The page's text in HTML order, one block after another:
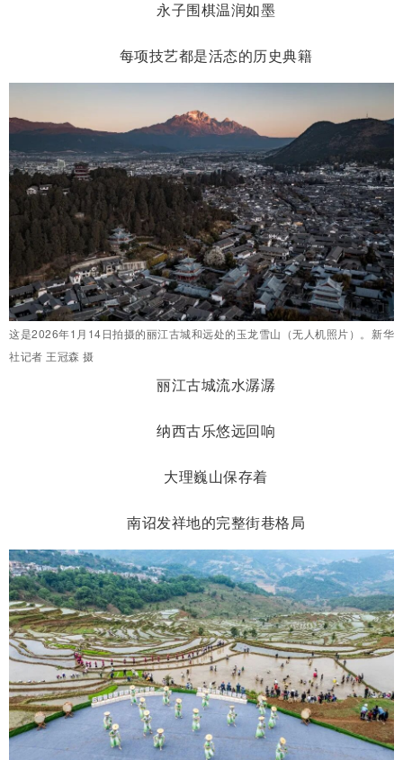
永子围棋温润如墨
每项技艺都是活态的历史典籍
这是2026年1月14日拍摄的丽江古城和远处的玉龙雪山（无人机照片）。新华
社记者 王冠森 摄
丽江古城流水潺潺
纳西古乐悠远回响
大理巍山保存着
南诏发祥地的完整街巷格局